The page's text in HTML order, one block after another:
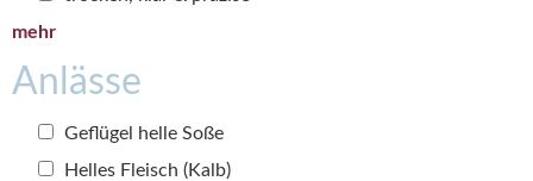
mehr
Anlässe
Geflügel helle Soße
Helles Fleisch (Kalb)